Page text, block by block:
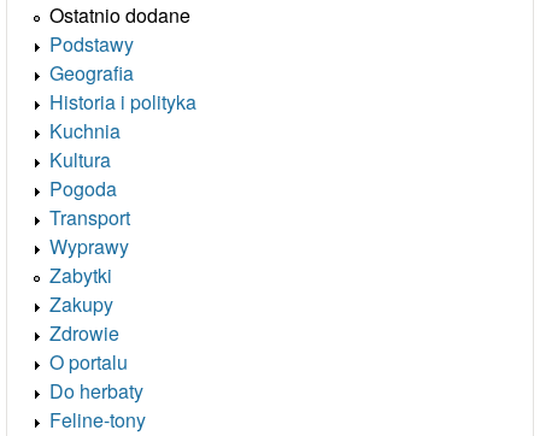
Ostatnio dodane
Podstawy
Geografia
Historia i polityka
Kuchnia
Kultura
Pogoda
Transport
Wyprawy
Zabytki
Zakupy
Zdrowie
O portalu
Do herbaty
Feline-tony